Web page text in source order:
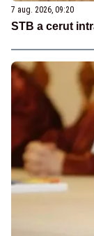
7 aug. 2026, 09:20
STB a cerut